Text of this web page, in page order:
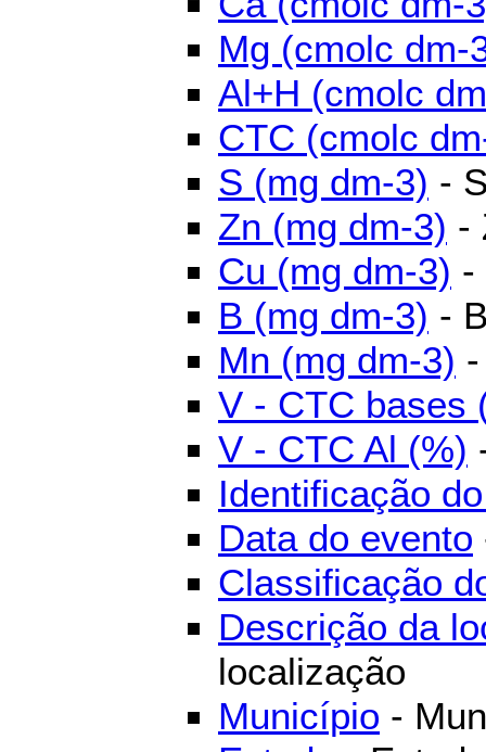
Mg (cmolc dm-
Al+H (cmolc
CTC (cmolc
S (mg dm-3) -
Zn (mg dm-3) -
Cu (mg dm-3) -
B (mg dm-3) -
Mn (mg dm-3)
V - CTC bases
V - CTC Al (%)
Identificação
Data do evento
Classificação
Descrição da
localização
Município -